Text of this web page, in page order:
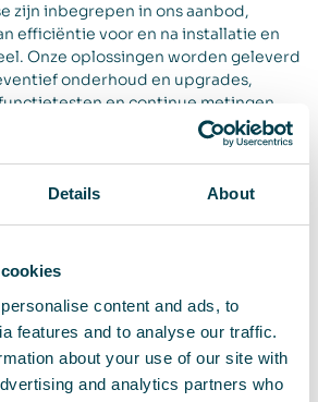
Details About
content and ads, to
features and to analyse our traffic.
about your use of our site with
and analytics partners who
zijn inbegrepen in ons aanbod,
efficiëntie voor en na installatie en
Onze oplossingen worden geleverd
onderhoud en upgrades,
en continue metingen
door gecertificeerde technici.
Guarantee, wat betekent dat we het
om de functie en prestaties
Zo kunnen we ervoor zorgen dat
blijft als op het moment van